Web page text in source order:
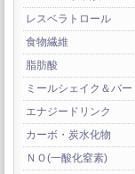
レスベラトロール
食物繊維
脂肪酸
ミールシェイク＆バー
エナジードリンク
カーボ・炭水化物
ＮＯ(一酸化窒素)